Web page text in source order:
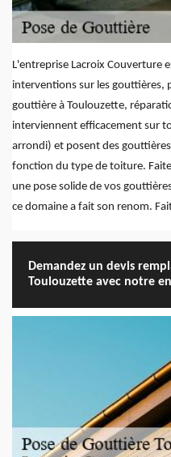
L'entreprise Lacroix Couverture
interventions sur les gouttières,
gouttière à Toulouzette,
interviennent efficacement sur
arrondi) et posent des
fonction du type de toiture.
une pose solide de vos
ce domaine a fait son renom.
Demandez un devis
Toulouzette avec notre